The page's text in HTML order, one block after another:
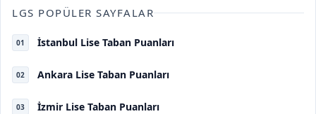
LGS POPÜLER SAYFALAR
01 İstanbul Lise Taban Puanları
02 Ankara Lise Taban Puanları
03 İzmir Lise Taban Puanları